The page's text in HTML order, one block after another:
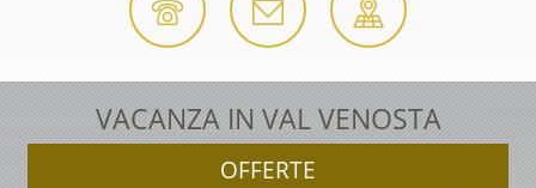
VACANZA IN VAL VENOSTA
OFFERTE